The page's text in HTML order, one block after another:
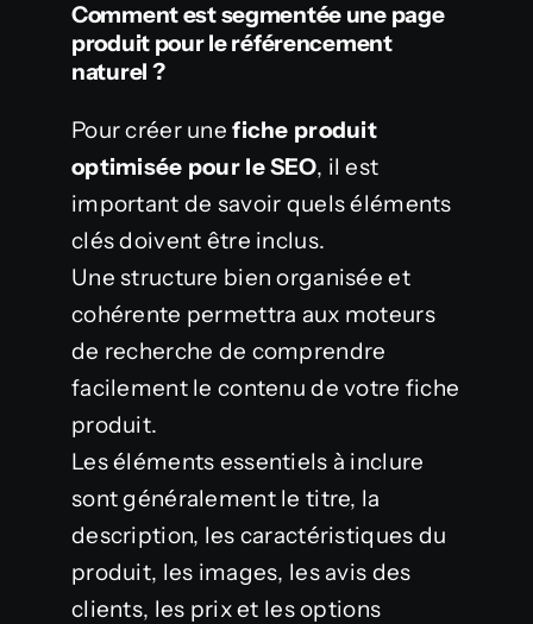
Comment est segmentée une page
produit pour le référencement
naturel ?
Pour créer unefiche produit
optimisée pour le SEO, il est
important de savoir quels éléments
clés doivent être inclus.
Une structure bien organisée et
cohérente permettra aux moteurs
de recherche de comprendre
facilement le contenu de votre fiche
produit.
Les éléments essentiels à inclure
sont généralement le titre, la
description, les caractéristiques du
produit, les images, les avis des
clients, les prix et les options